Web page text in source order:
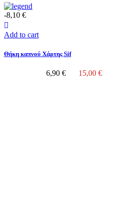
-8,10 €
Add to cart
Θήκη καπνού Χάρτης Sif
6,90 € 15,00 €